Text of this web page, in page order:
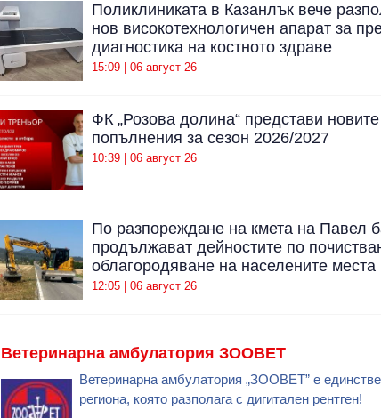
Поликлиниката в Казанлък вече
нов високотехнологичен апарат за
диагностика на костното здраве
15:09 | 06 август 26
ФК „Розова долина“ представи
попълнения за сезон 2026/2027
10:39 | 06 август 26
По разпореждане на кмета на Павел
продължават дейностите по
облагородяване на населените места
12:05 | 06 август 26
Ветеринарна амбулатория ЗООВЕТ
Ветеринарна амбулатория „ЗООВЕТ” е
региона, която разполага с дигитален рентген!